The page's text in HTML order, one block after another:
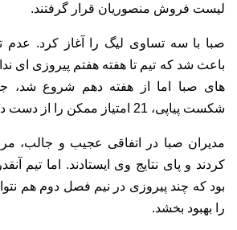
لیست فروش منصوریان قرار گرفتند.
صبا با سه تساوی لیگ را آغاز کرد.
باعث شد که تیم تا هفته هفتم پیروزی ای
های صبا اما از هفته دهم شروع شد،
شکست پیاپی، 21 امتیاز ممکن را از دست داد.
مدیران صبا در اتفاقی عجیب و جالب،
کردند و پای نتایج وی ایستادند. اما تیم
بود که چند پیروزی در نیم فصل دوم هم
را بهبود بخشد.